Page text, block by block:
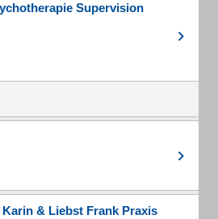
Supervision
& Liebst Frank Praxis